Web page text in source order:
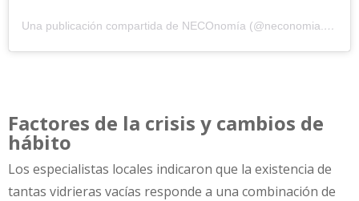
Una publicación compartida de NECOnomía (@neconomia.ok)
Factores de la crisis y cambios de
hábito
Los especialistas locales indicaron que la existencia de
tantas vidrieras vacías responde a una combinación de